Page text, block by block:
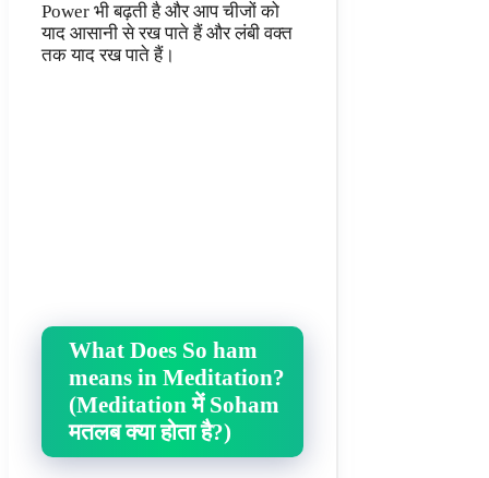
Power भी बढ़ती है और आप चीजों को
याद आसानी से रख पाते हैं और लंबी वक्त
तक याद रख पाते हैं।
What Does So ham
means in Meditation?
(Meditation में Soham
मतलब क्या होता है?)